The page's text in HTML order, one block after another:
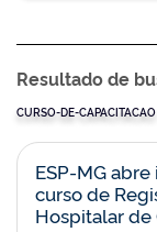
Resultado de
CURSO-DE-CAPACITACAO
ESP-MG
curso de
Hospitalar de